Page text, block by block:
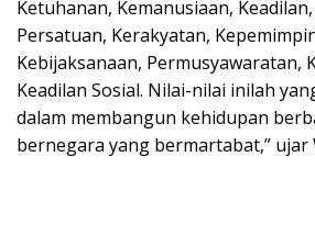
Ketuhanan, Kemanusiaan,
Persatuan, Kerakyatan,
Kebijaksanaan, Permusyawaratan,
Keadilan Sosial. Nilai-nilai inilah
dalam membangun kehidupan
bernegara yang bermartabat,” ujar